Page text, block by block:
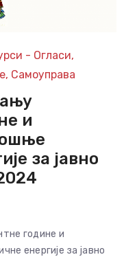
- Огласи,
, Самоуправа
и
за јавно
године и
енергије за јавно